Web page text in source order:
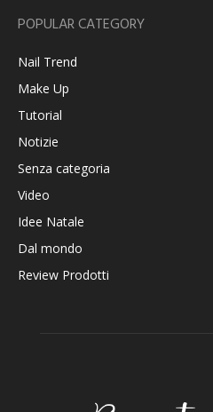
POPULAR CATEGORY
Nail Trend
Make Up
Tutorial
Notizie
Senza categoria
Video
Idee Natale
Dal mondo
Review Prodotti